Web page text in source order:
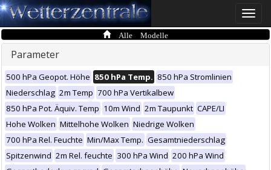
Toggle
Alle Modelle
Parameter
500 hPa Geopot. Höhe 850 hPa Temp. 850 hPa Stromlinien
Niederschlag 2m Temp 700 hPa Vertikalbew
850 hPa Pot. Äquiv. Temp 10m Wind 2m Taupunkt CAPE/LI
Hohe Wolken Mittelhohe Wolken Niedrige Wolken
700 hPa Rel. Feuchte Min/Max Temp. Gesamtniederschlag
Spitzenwind 2m Rel. feuchte 300 hPa Wind 200 hPa Wind